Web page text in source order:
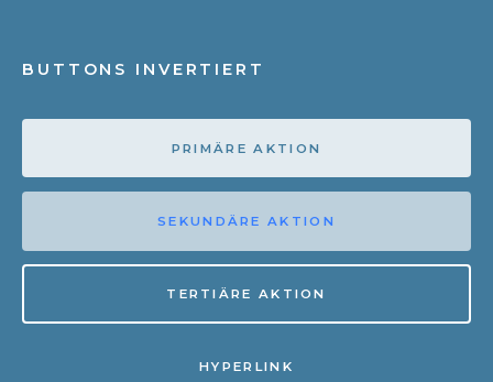
BUTTONS INVERTIERT
PRIMÄRE AKTION
SEKUNDÄRE AKTION
TERTIÄRE AKTION
HYPERLINK